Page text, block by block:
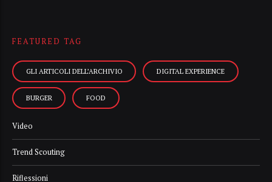
FEATURED TAG
GLI ARTICOLI DELL’ARCHIVIO DIGITAL EXPERIENCE
BURGER FOOD
Video
Trend Scouting
Riflessioni